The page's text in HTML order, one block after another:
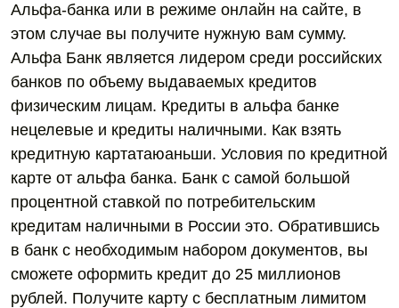
Альфа-банка или в режиме онлайн на сайте, в
этом случае вы получите нужную вам сумму.
Альфа Банк является лидером среди российских
банков по объему выдаваемых кредитов
физическим лицам. Кредиты в альфа банке
нецелевые и кредиты наличными. Как взять
кредитную картатаюаньши. Условия по кредитной
карте от альфа банка. Банк с самой большой
процентной ставкой по потребительским
кредитам наличными в России это. Обратившись
в банк с необходимым набором документов, вы
сможете оформить кредит до 25 миллионов
рублей. Получите карту с бесплатным лимитом